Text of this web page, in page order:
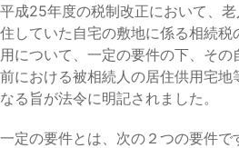
平成25年度の税制改正において、
住していた自宅の敷地に係る相続
用について、一定の要件の下、そ
前における被相続人の居住供用宅地
なる旨が法令に明記されました。
一定の要件とは、次の２つの要件で